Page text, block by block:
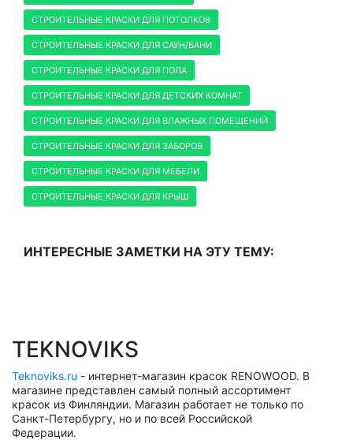
СТРОИТЕЛЬНЫЕ КРАСКИ ДЛЯ ПОТОЛКОВ
СТРОИТЕЛЬНЫЕ КРАСКИ ДЛЯ САУН/БАНИ
СТРОИТЕЛЬНЫЕ КРАСКИ ДЛЯ ПОЛА
СТРОИТЕЛЬНЫЕ КРАСКИ ДЛЯ ДЕТСКИХ КОМНАТ
СТРОИТЕЛЬНЫЕ КРАСКИ ДЛЯ ВЛАЖНЫХ ПОМЕЩЕНИЙ
СТРОИТЕЛЬНЫЕ КРАСКИ ДЛЯ ЗАБОРОВ
СТРОИТЕЛЬНЫЕ КРАСКИ ДЛЯ МЕБЕЛИ
СТРОИТЕЛЬНЫЕ КРАСКИ ДЛЯ КРЫШ
ИНТЕРЕСНЫЕ ЗАМЕТКИ НА ЭТУ ТЕМУ:
TEKNOVIKS
Teknoviks.ru - интернет-магазин красок RENOWOOD. В
магазине представлен самый полный ассортимент
красок из Финляндии. Магазин работает не только по
Санкт-Петербургу, но и по всей Российской
Федерации.